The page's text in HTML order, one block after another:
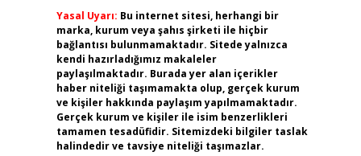
Yasal Uyarı: Bu internet sitesi, herhangi bir
marka, kurum veya şahıs şirketi ile hiçbir
bağlantısı bulunmamaktadır. Sitede yalnızca
kendi hazırladığımız makaleler
paylaşılmaktadır. Burada yer alan içerikler
haber niteliği taşımamakta olup, gerçek kurum
ve kişiler hakkında paylaşım yapılmamaktadır.
Gerçek kurum ve kişiler ile isim benzerlikleri
tamamen tesadüfidir. Sitemizdeki bilgiler taslak
halindedir ve tavsiye niteliği taşımazlar.